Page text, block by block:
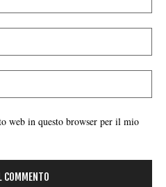
web in questo browser per il mio